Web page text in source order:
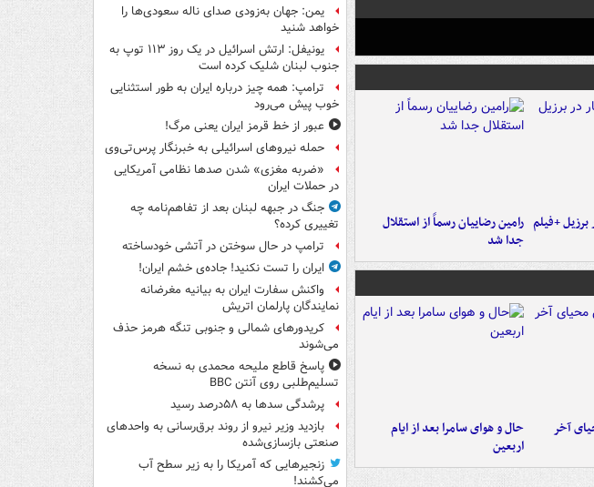
+فیلم رامین رضاییان رسماً از استقلال
جدا شد
آخر
حال و هوای سامرا بعد از ایام
اربعین
یمن: جهان به‌زودی صدای ناله سعودی‌ها را
خواهد شنید
یونیفل: ارتش اسرائیل در یک روز ۱۱۳ توپ به
جنوب لبنان شلیک کرده است
ترامپ: همه چیز درباره ایران به طور استثنایی
خوب پیش می‌رود
عبور از خط قرمز ایران یعنی مرگ!
حمله نیروهای اسرائیلی به خبرنگار پرس‌تی‌وی
«ضربه مغزی» شدن صدها نظامی آمریکایی
در حملات ایران
جنگ در جبهه لبنان بعد از تفاهم‌نامه چه
تغییری کرده؟
ترامپ در حال سوختن در آتشی خودساخته
ایران را تست نکنید! جاده‌ی خشم ایران!
واکنش سفارت ایران به بیانیه مغرضانه
نمایندگان پارلمان اتریش
کریدورهای شمالی و جنوبی تنگه هرمز حذف
می‌شوند
پاسخ قاطع ملیحه محمدی به نسخه
تسلیم‌طلبی روی آنتن BBC
پرشدگی سدها به ۵۸درصد رسید
بازدید وزیر نیرو از روند برق‌رسانی به واحدهای
صنعتی بازسازی‌شده
زنجیرهایی که آمریکا را به زیر سطح آب
می‌کشند!